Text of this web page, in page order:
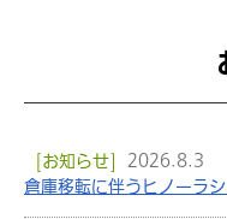
[お知らせ]
2026.8.3
倉庫移転に伴うヒノーラ